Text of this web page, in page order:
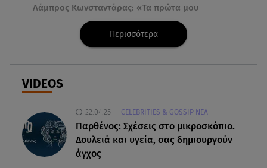
Λάμπρος Κωνσταντάρας: «Τα πρώτα μου
γενέθλια που δεν θα με πάρεις τηλέφωνο»
Μαρία Κάλλας: Όταν η ντίβα της όπερας μίλησε
Τι είναι το «πολωμένο μελτέμι», που
τροφοδότησε τις φωτιές σε Αττικοβοιωτία
Περισσότερα
VIDEOS
22.04.25 CELEBRITIES & GOSSIP ΝΕΑ
Παρθένος: Σχέσεις στο μικροσκόπιο.
Δουλειά και υγεία, σας δημιουργούν
άγχος